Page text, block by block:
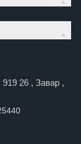
26 , Завар ,